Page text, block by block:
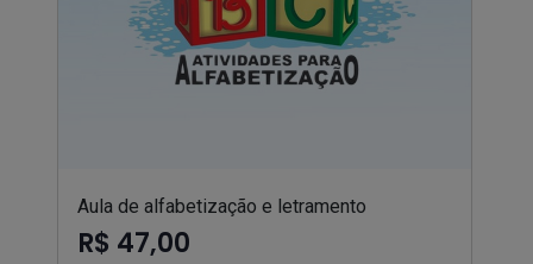
Aula de alfabetização e letramento
R$ 47,00